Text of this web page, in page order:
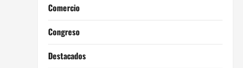
Comercio
Congreso
Destacados